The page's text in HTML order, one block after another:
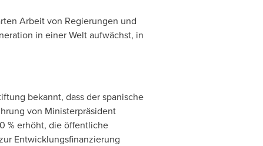
Arbeit von Regierungen und
in einer Welt aufwächst, in
bekannt, dass der spanische
von Ministerpräsident
% erhöht, die öffentliche
Entwicklungsfinanzierung